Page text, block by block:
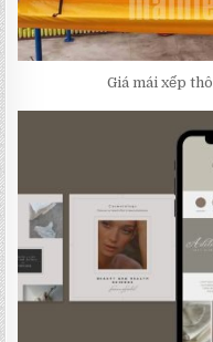
Giá mái xếp